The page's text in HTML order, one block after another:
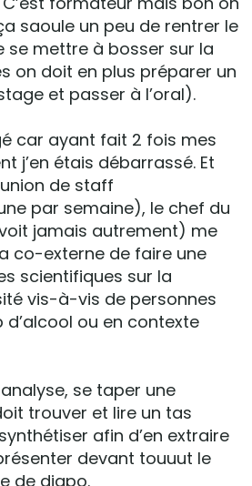
saoule un peu de rentrer le
se mettre à bosser sur la
on doit en plus préparer un
et passer à l’oral).
car ayant fait 2 fois mes
j’en étais débarrassé. Et
de staff
par semaine), le chef du
jamais autrement) me
co-externe de faire une
scientifiques sur la
vis-à-vis de personnes
ou en contexte
se taper une
trouver et lire un tas
afin d’en extraire
devant touuut le
de diapo.